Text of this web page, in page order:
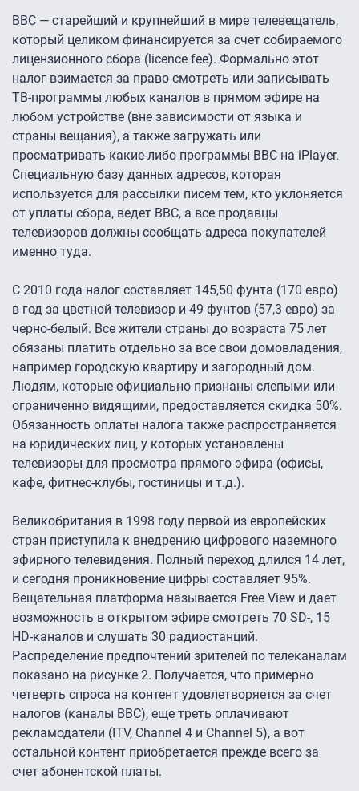
BBC — старейший и крупнейший в мире телевещатель,
который целиком финансируется за счет собираемого
лицензионного сбора (licence fee). Формально этот
налог взимается за право смотреть или записывать
ТВ-программы любых каналов в прямом эфире на
любом устройстве (вне зависимости от языка и
страны вещания), а также загружать или
просматривать какие-либо программы BBC на iPlayer.
Специальную базу данных адресов, которая
используется для рассылки писем тем, кто уклоняется
от уплаты сбора, ведет BBC, а все продавцы
телевизоров должны сообщать адреса покупателей
именно туда.
С 2010 года налог составляет 145,50 фунта (170 евро)
в год за цветной телевизор и 49 фунтов (57,3 евро) за
черно-белый. Все жители страны до возраста 75 лет
обязаны платить отдельно за все свои домовладения,
например городскую квартиру и загородный дом.
Людям, которые официально признаны слепыми или
ограниченно видящими, предоставляется скидка 50%.
Обязанность оплаты налога также распространяется
на юридических лиц, у которых установлены
телевизоры для просмотра прямого эфира (офисы,
кафе, фитнес-клубы, гостиницы и т.д.).
Великобритания в 1998 году первой из европейских
стран приступила к внедрению цифрового наземного
эфирного телевидения. Полный переход длился 14 лет,
и сегодня проникновение цифры составляет 95%.
Вещательная платформа называется Free View и дает
возможность в открытом эфире смотреть 70 SD-, 15
HD-каналов и слушать 30 радиостанций.
Распределение предпочтений зрителей по телеканалам
показано на рисунке 2. Получается, что примерно
четверть спроса на контент удовлетворяется за счет
налогов (каналы BBC), еще треть оплачивают
рекламодатели (ITV, Channel 4 и Channel 5), а вот
остальной контент приобретается прежде всего за
счет абонентской платы.